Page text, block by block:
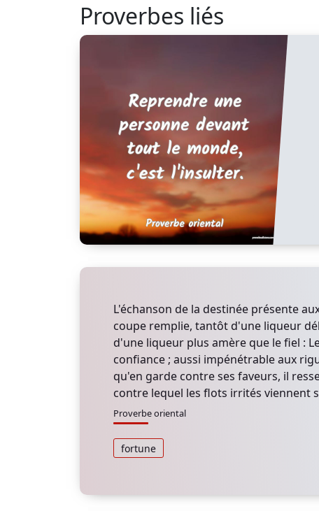
Proverbes liés
L'échanson de la destinée présente
coupe remplie, tantôt d'une liqueur
d'une liqueur plus amère que le fiel :
confiance ; aussi impénétrable aux
qu'en garde contre ses faveurs, il
contre lequel les flots irrités viennent
Proverbe oriental
fortune